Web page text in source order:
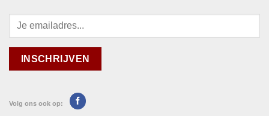
Volg ons ook op: